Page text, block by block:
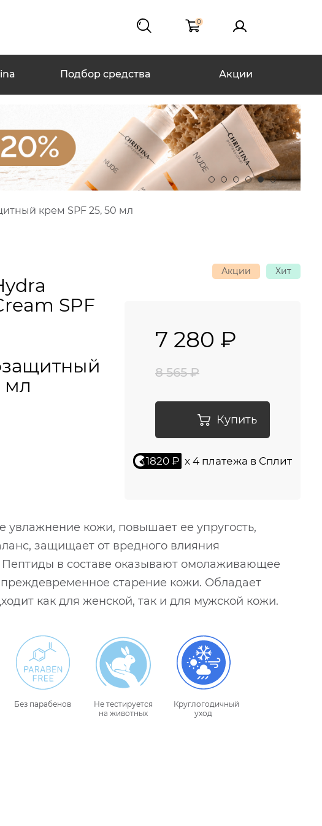
0
Подбор средства Акции
крем SPF 25, 50 мл
SPF
мл
Акции Хит
7 280 ₽
8 565 ₽
Купить
1820 ₽ x 4 платежа в Сплит
увлажнение кожи, повышает ее упругость,
защищает от вредного влияния
Пептиды в составе оказывают омолаживающее
старение кожи. Обладает
как для женской, так и для мужской кожи.
Без парабенов
Не тестируется
на животных
Круглогодичный
уход